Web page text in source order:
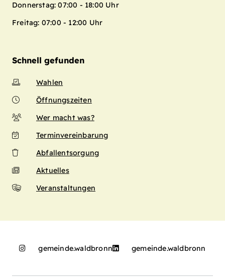
Donnerstag: 07:00 - 18:00 Uhr
Freitag: 07:00 - 12:00 Uhr
Schnell gefunden
Wahlen
Öffnungszeiten
Wer macht was?
Terminvereinbarung
Abfallentsorgung
Aktuelles
Veranstaltungen
gemeinde.waldbronn gemeinde.waldbronn